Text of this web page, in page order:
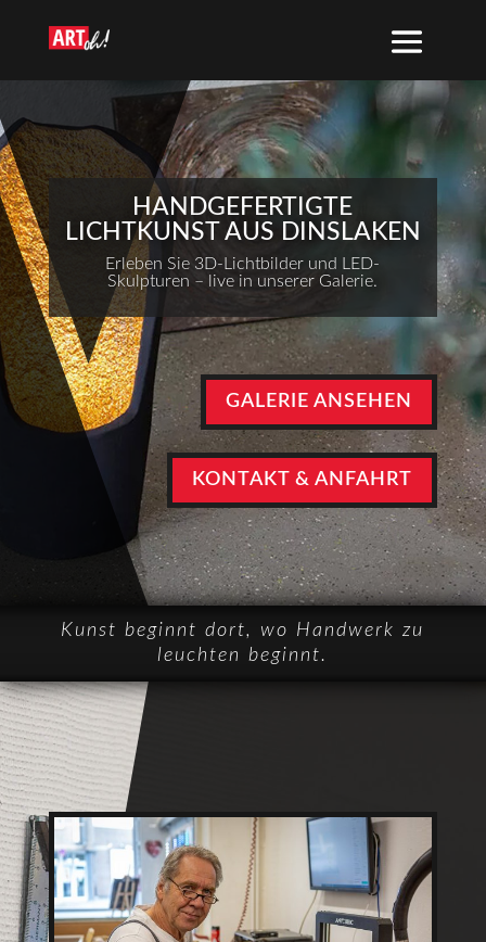
HANDGEFERTIGTE
LICHTKUNST AUS DINSLAKEN
Erleben Sie 3D-Lichtbilder und LED-
Skulpturen – live in unserer Galerie.
GALERIE ANSEHEN
KONTAKT & ANFAHRT
Kunst beginnt dort, wo Handwerk zu
leuchten beginnt.